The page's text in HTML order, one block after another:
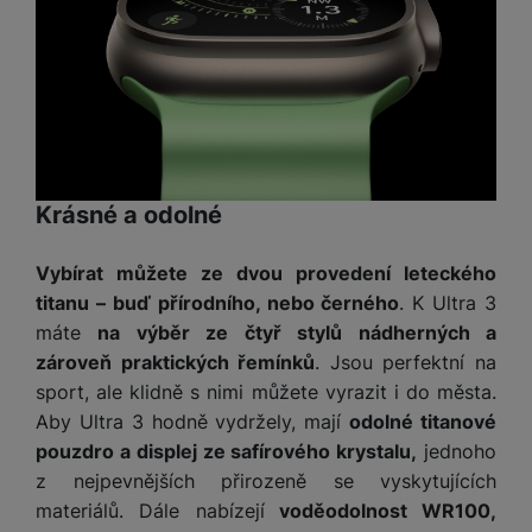
u
t
r
o
é
k
a
m
e
D
i
c
e
c
o
m
o
bi
el
f
o
y
d
in
k
y
á
s
kl
a
t
le
t
y
r
ž
á
k
y
r
a
š
n
a
h
y
n
a
n
o
e
b
o
k
a
a
r
ů
m
S
t
a
N
í
t
k
a
ř
e
b
L
d
n
e
P
r
a
č
m
ni
S
a
rt
ř
í
s
l
u
Krásné a odolné
Vybírat můžete ze dvou provedení leteckého
titanu – buď přírodního, nebo černého. K Ultra 3
máte na výběr ze čtyř stylů nádherných a
zároveň praktických řemínků. Jsou perfektní na
sport, ale klidně s nimi můžete vyrazit i do města.
Aby Ultra 3 hodně vydržely, majíodolné titanové
pouzdro a displej ze safírového krystalu, jednoho
z nejpevnějších přirozeně se vyskytujících
materiálů. Dále nabízejívoděodolnost WR100,